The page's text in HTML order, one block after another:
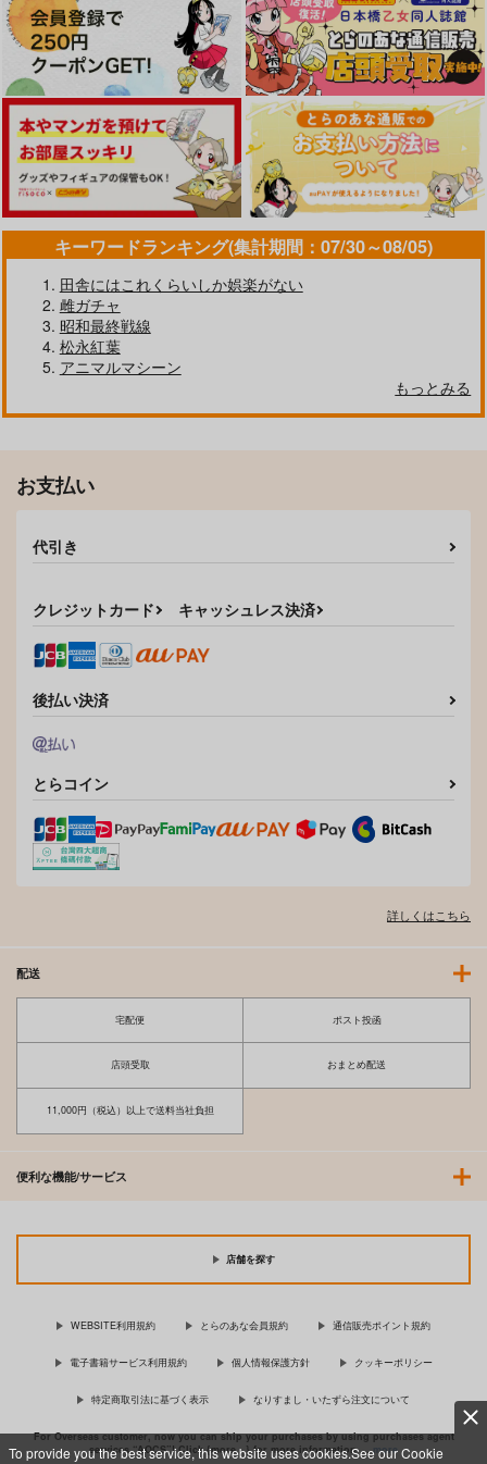
To provide you the best service, this website uses cookies.See our Cookie
キーワードランキング(集計期間：07/30～08/05)
田舎にはこれくらいしか娯楽がない
雌ガチャ
昭和最終戦線
松永紅葉
アニマルマシーン
もっとみる
お支払い
代引き
クレジットカード キャッシュレス決済
後払い決済
とらコイン
詳しくはこちら
配送
宅配便 ポスト投函
店頭受取 おまとめ配送
11,000円（税込）以上で送料当社負担
便利な機能/サービス
店舗を探す
WEBSITE利用規約 とらのあな会員規約 通信販売ポイント規約
電子書籍サービス利用規約 個人情報保護方針 クッキーポリシー
特定商取引法に基づく表示 なりすまし・いたずら注文について
For Overseas customer, now you can ship your purchases by using purchases agent
services “AOCS”! Click {more…} for more information …more